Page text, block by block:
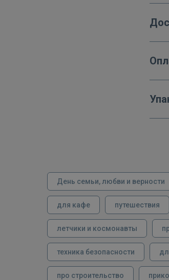
День семьи, любви и верности
для кафе путешествия
летчики и космонавты
техника безопасности
про строительство